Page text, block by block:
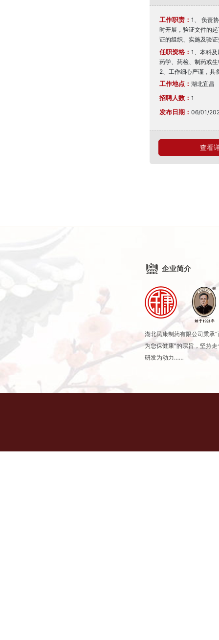
工作职责： 1、 负责
时开展，验证文件的
证的组织、实施及验证
任职资格： 1、本科
药学、药检、制药或
2、工作细心严谨，具
工作地点： 湖北宜昌
招聘人数： 1
发布日期： 06/01/
查看
企业简介
湖北民康制药有限公司秉承
为您保健康”的宗旨，坚持
研发为动力……